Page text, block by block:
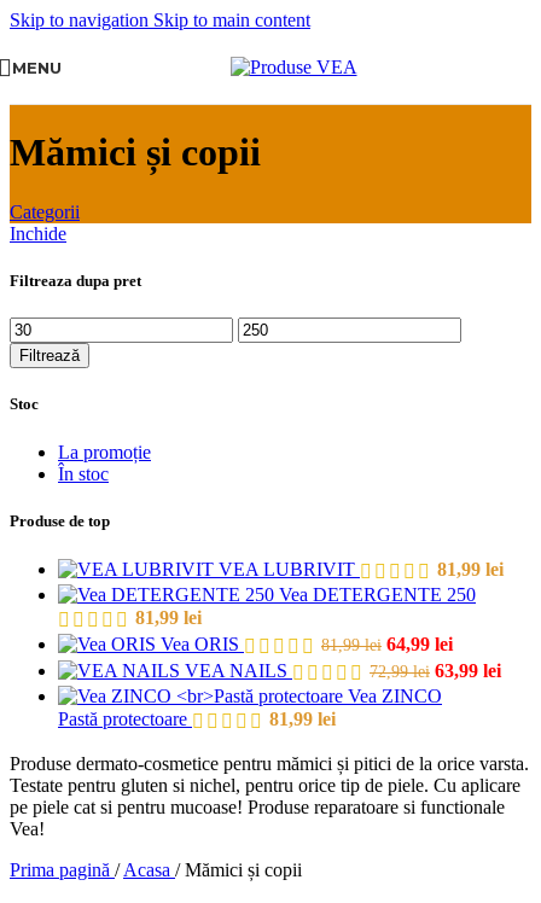
Skip to navigation Skip to main content
MENU
Mămici și copii
Categorii
Inchide
Filtreaza dupa pret
Filtrează
Stoc
La promoție
În stoc
Produse de top
VEA LUBRIVIT 81,99 lei
Vea DETERGENTE 250
81,99 lei
Vea ORIS
81,99lei 64,99 lei
VEA NAILS
72,99lei 63,99 lei
Vea ZINCO
Pastă protectoare
81,99 lei
Produse dermato-cosmetice pentru mămici și pitici de la orice varsta.
Testate pentru gluten si nichel, pentru orice tip de piele. Cu aplicare
pe piele cat si pentru mucoase! Produse reparatoare si functionale
Vea!
Prima pagină / Acasa / Mămici și copii